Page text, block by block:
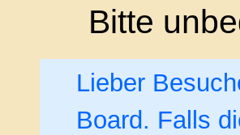
Bitte
Lieber
Board. Falls